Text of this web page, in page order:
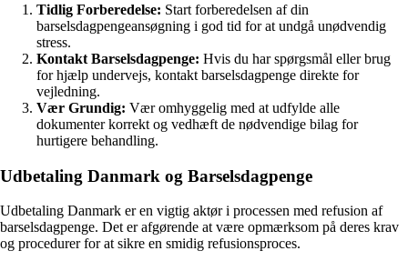
Tidlig Forberedelse: Start forberedelsen af din
barselsdagpengeansøgning i god tid for at undgå unødvendig
stress.
Kontakt Barselsdagpenge: Hvis du har spørgsmål eller brug
for hjælp undervejs, kontakt barselsdagpenge direkte for
vejledning.
Vær Grundig: Vær omhyggelig med at udfylde alle
dokumenter korrekt og vedhæft de nødvendige bilag for
hurtigere behandling.
Udbetaling Danmark og Barselsdagpenge
Udbetaling Danmark er en vigtig aktør i processen med refusion af
barselsdagpenge. Det er afgørende at være opmærksom på deres krav
og procedurer for at sikre en smidig refusionsproces.